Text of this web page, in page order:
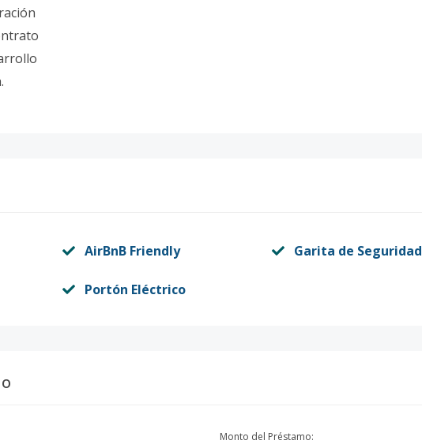
AirBnB Friendly Garita de Seguridad
Portón Eléctrico
Monto del Préstamo: